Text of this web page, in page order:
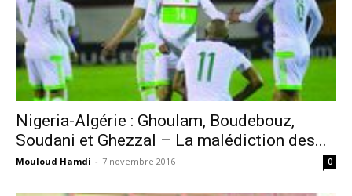
Nigeria-Algérie : Ghoulam, Boudebouz,
Soudani et Ghezzal – La malédiction des...
Mouloud Hamdi - 7 novembre 2016 0